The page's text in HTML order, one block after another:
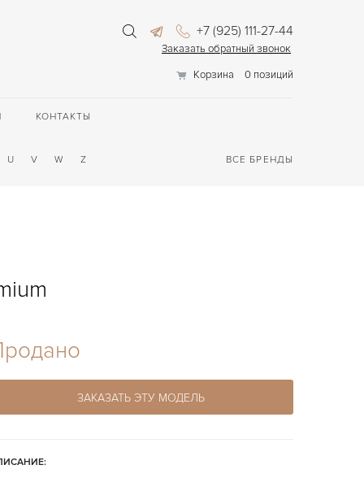
+7 (925) 111-27-44
Заказать обратный звонок
Корзина
0 позиций
КОНТАКТЫ
U V W Z ВСЕ БРЕНДЫ
ЗАКАЗАТЬ ЭТУ МОДЕЛЬ